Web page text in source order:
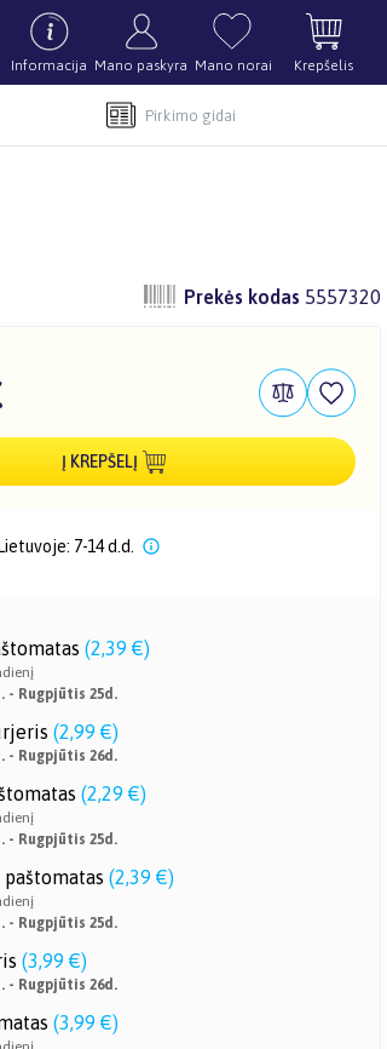
Informacija Mano paskyra Mano norai Krepšelis
Pirkimo gidai
Prekės kodas 5557320
Į KREPŠELĮ
7-14 d.d.
(2,39 €)
- Rugpjūtis 25d.
(2,99 €)
- Rugpjūtis 26d.
(2,29 €)
- Rugpjūtis 25d.
(2,39 €)
- Rugpjūtis 25d.
(3,99 €)
- Rugpjūtis 26d.
(3,99 €)